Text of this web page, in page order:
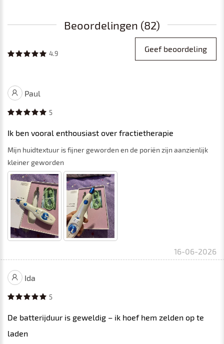
Beoordelingen (82)
4.9 Geef beoordeling
Paul
5
Ik ben vooral enthousiast over fractietherapie
Mijn huidtextuur is fijner geworden en de poriën zijn aanzienlijk
kleiner geworden
16-06-2026
Ida
5
De batterijduur is geweldig – ik hoef hem zelden op te
laden